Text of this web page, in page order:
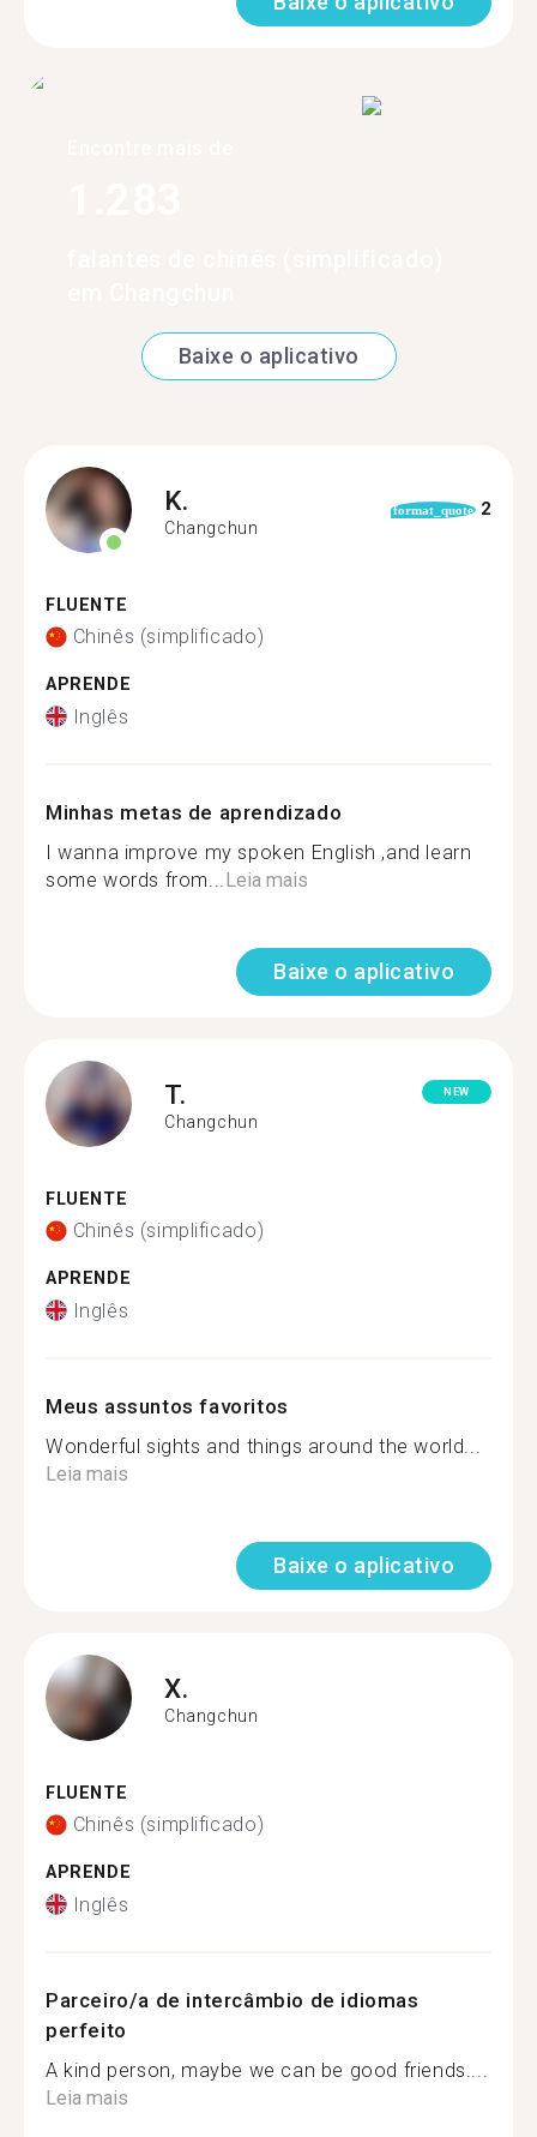
Baixe o aplicativo
K.
Changchun
format_quote 2
FLUENTE
Chinês (simplificado)
APRENDE
Inglês
Minhas metas de aprendizado
I wanna improve my spoken English ,and learn
some words from... Leia mais
Baixe o aplicativo
T.
Changchun
NEW
FLUENTE
Chinês (simplificado)
APRENDE
Inglês
Meus assuntos favoritos
Wonderful sights and things around the world...
Leia mais
Baixe o aplicativo
X.
Changchun
FLUENTE
Chinês (simplificado)
APRENDE
Inglês
Parceiro/a de intercâmbio de idiomas
perfeito
A kind person, maybe we can be good friends....
Leia mais